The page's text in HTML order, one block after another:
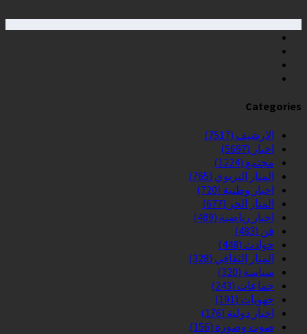
Categories
الارشيف (7517)
اخبار (5697)
مجتمع (1224)
المنار التربوي (765)
اخبار وطنية (720)
المنار الحر (677)
اخبار رياضية (489)
فن (483)
حوادث (448)
المنار الثقافي (328)
سياسة (320)
جماعات (243)
جهويات (191)
اخبار دولية (176)
صوت وصورة (156)